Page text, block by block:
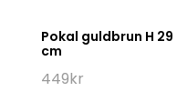
Pokal guldbrun H 29
cm
449kr